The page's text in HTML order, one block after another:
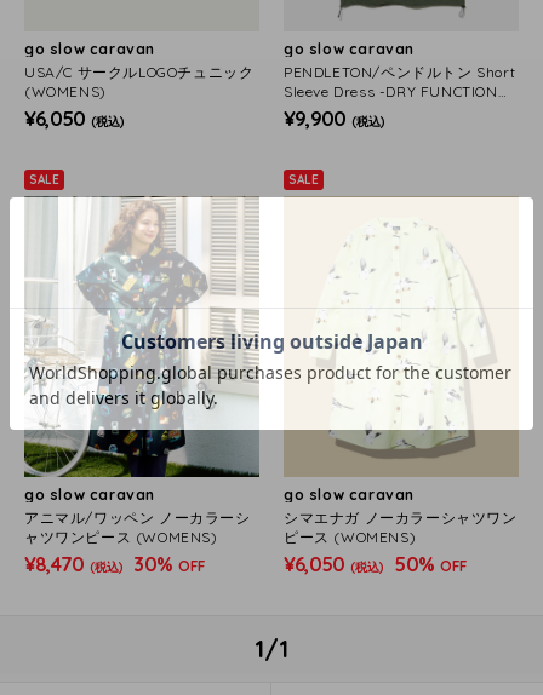
go slow caravan
USA/C サークルLOGOチュニック
(WOMENS)
¥6,050 (税込)
go slow caravan
PENDLETON/ペンドルトン Short
Sleeve Dress -DRY FUNCTION
(WOMENS)
¥9,900 (税込)
SALE
go slow caravan
アニマル/ワッペン ノーカラーシ
ャツワンピース (WOMENS)
¥8,470 (税込) 30% OFF
SALE
go slow caravan
シマエナガ ノーカラーシャツワン
ピース (WOMENS)
¥6,050 (税込) 50% OFF
1/1